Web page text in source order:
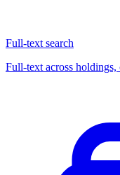
Full-text search
Full-text across holdings,